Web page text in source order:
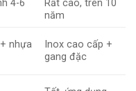
4-6
Rất cao, trên 10
năm
nhựa
Inox cao cấp +
gang đặc